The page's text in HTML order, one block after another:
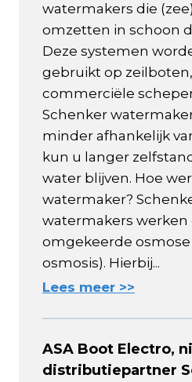
watermakers die
omzetten in schoon
Deze systemen
gebruikt op
commerciële
Schenker
minder afhankelijk
kun u langer
water blijven. Hoe
watermaker?
watermakers werken
omgekeerde osmose
osmosis). Hierbij...
Lees meer >>
ASA Boot Electro,
distributiepartner